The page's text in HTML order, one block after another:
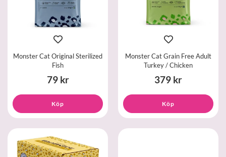
Monster Cat Original Sterilized
Fish
79 kr
Köp
Monster Cat Grain Free Adult
Turkey / Chicken
379 kr
Köp